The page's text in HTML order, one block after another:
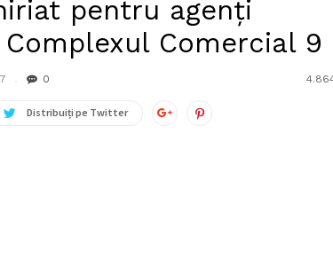
pentru agenți
Comercial 9
0
Distribuiți pe Twitter